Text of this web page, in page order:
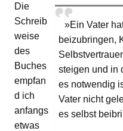
»Ein Vater
beizubringen,
steigen und in
es notwendig
Vater nicht
es selbst
Die
Schreib
weise
des
Buches
empfan
d ich
anfangs
etwas